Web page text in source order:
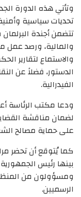
وتأتي هذه الدورة
تحديات سياسية
تتضمن أجندة
والمالية، ورصد عمل
والاستماع لتقارير
الدستور، فضلاً عن
الفيدرالية.
ودعا مكتب الرئاسة
لضمان مناقشة
على حماية مصالح
كما يُتوقع أن تحضر
بينها رئيس
ومسؤولون من
الرسميين.